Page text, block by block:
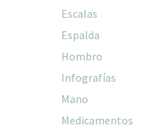
Escalas
Espalda
Hombro
Infografías
Mano
Medicamentos